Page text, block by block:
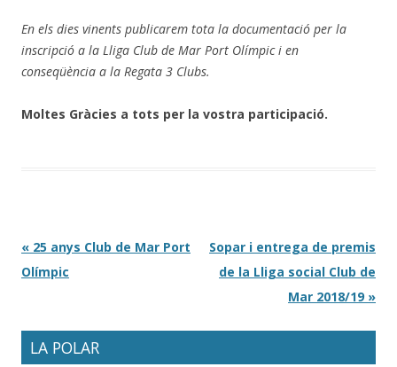
En els dies vinents publicarem tota la documentació per la
inscripció a la Lliga Club de Mar Port Olímpic i en
conseqüència a la Regata 3 Clubs.
Moltes Gràcies a tots per la vostra participació.
Post navigation
« 25 anys Club de Mar Port
Olímpic
Sopar i entrega de premis
de la Lliga social Club de
Mar 2018/19 »
LA POLAR